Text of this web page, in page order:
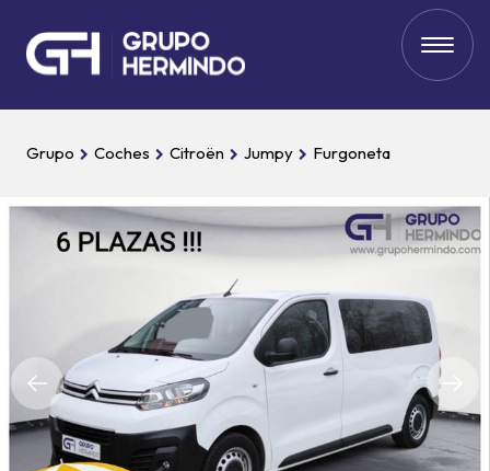
Grupo Coches Citroën Jumpy Furgoneta